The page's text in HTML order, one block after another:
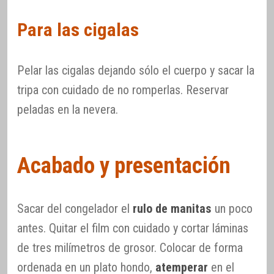
Para las cigalas
Pelar las cigalas dejando sólo el cuerpo y sacar la
tripa con cuidado de no romperlas. Reservar
peladas en la nevera.
Acabado y presentación
Sacar del congelador el rulo de manitas un poco
antes. Quitar el film con cuidado y cortar láminas
de tres milímetros de grosor. Colocar de forma
ordenada en un plato hondo, atemperar en el